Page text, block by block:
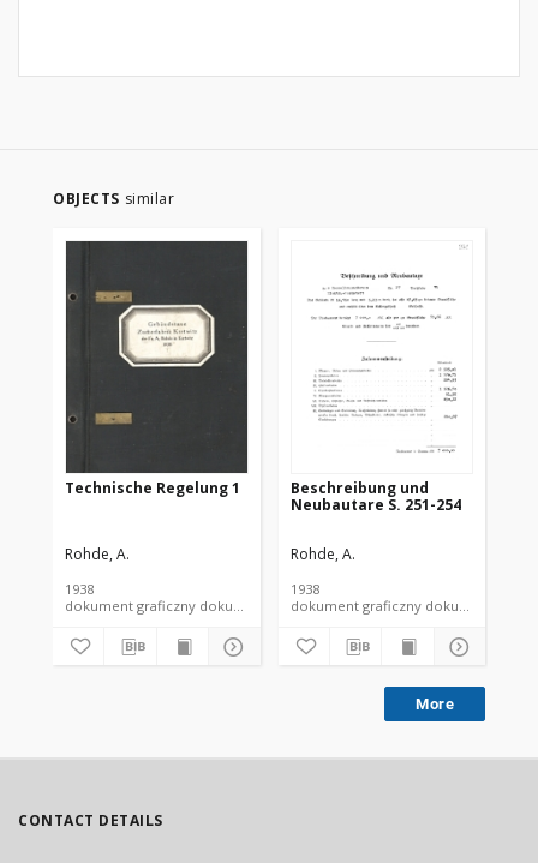
OBJECTS similar
Technische Regelung 1
Rohde, A.
1938
dokument graficzny dokument piśmienniczy
Beschreibung und
Neubautare S. 251-254
Rohde, A.
1938
dokument graficzny dokument
More
CONTACT DETAILS